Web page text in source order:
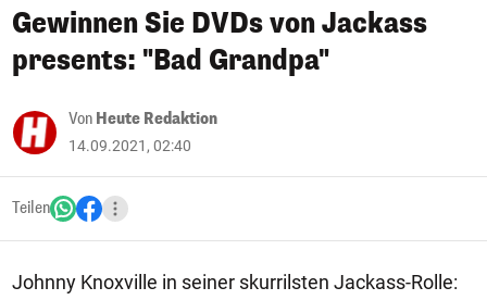
Gewinnen Sie DVDs von Jackass
presents: "Bad Grandpa"
Von Heute Redaktion
14.09.2021, 02:40
Teilen
Johnny Knoxville in seiner skurrilsten Jackass-Rolle: